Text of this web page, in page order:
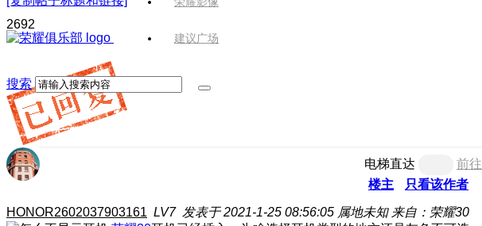
建议广场
搜索
2692
电梯直达
前往
楼主
只看该作者
HONOR2602037903161 LV7 发表于 2021-1-25 08:56:05 属地未知 来自：荣耀30